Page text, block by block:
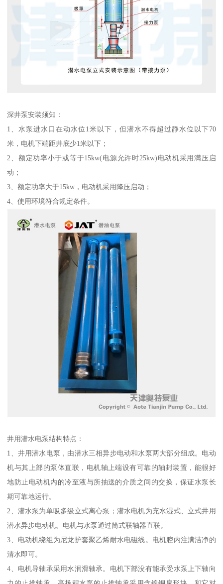
深井泵安装须知：
1、水泵进水口在动水位1米以下，但潜水不得超过静水位以下70
米，电机下端距井底少1米以下；
2、额定功率小于或等于15kw(电源允许时25kw)电动机采用满压启
动；
3、额定功率大于15kw，电动机采用降压启动；
4、使用环境符合规定条件。
井用潜水电泵结构特点：
1、井用潜水电泵，由潜水三相异步电动和水泵两大部分组成。电动
机与其上部的泵体直联，电机轴上端设有可靠的轴封装置，能很好
地防止电动机内的冷至液与所抽送的介质之间的交换，保证水泵长
期可靠地运行。
2、潜水泵为单吸多级立式离心泵；潜水电机为充水湿式、立式井用
潜水异步电动机。电机与水泵通过筒式联轴器直联。
3、电动机绕组为尼龙护套聚乙烯耐水电磁线。电机腔内注满洁净的
清水即可。
4、电机导轴承采用水润滑轴承。电机下部没有能承受水泵上下轴向